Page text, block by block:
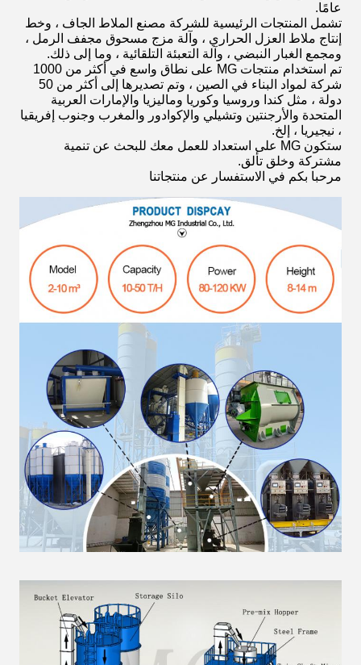
عامًا.
تشمل المنتجات الرئيسية للشركة مصنع الملاط الجاف ، وخط
إنتاج ملاط ​​العزل الحراري ، وآلة مزج مسحوق مجفف الرمل ،
ومجمع الغبار النبضي ، وآلة التعبئة التلقائية ، وما إلى ذلك.
تم استخدام منتجات MG على نطاق واسع في أكثر من 1000
شركة لمواد البناء في الصين ، وتم تصديرها إلى أكثر من 50
دولة ، مثل كندا وروسيا وكوريا وماليزيا والإمارات العربية
المتحدة والأرجنتين وتشيلي والإكوادور والمغرب وجنوب إفريقيا
، نيجيريا ، إلخ.
ستكون MG على استعداد للعمل معك للبحث عن تنمية
مشتركة وخلق تألق.
مرحبا بكم في الاستفسار عن منتجاتنا